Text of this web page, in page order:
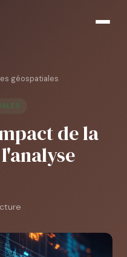
géospatiales
de la